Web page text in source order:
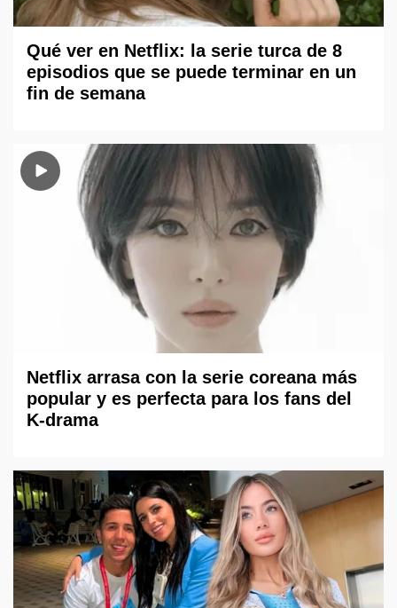
Qué ver en Netflix: la serie turca de 8
episodios que se puede terminar en un
fin de semana
Netflix arrasa con la serie coreana más
popular y es perfecta para los fans del
K-drama